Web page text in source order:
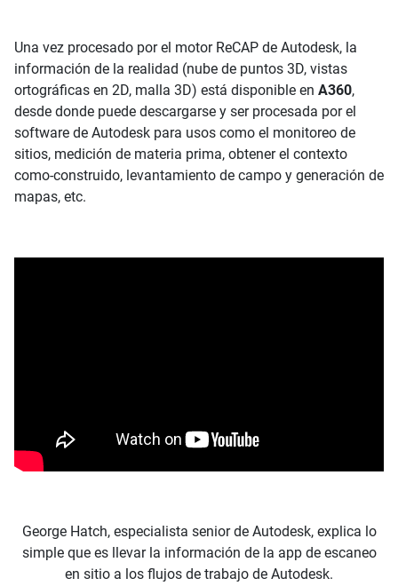
Una vez procesado por el motor ReCAP de Autodesk, la
información de la realidad (nube de puntos 3D, vistas
ortográficas en 2D, malla 3D) está disponible en A360,
desde donde puede descargarse y ser procesada por el
software de Autodesk para usos como el monitoreo de
sitios, medición de materia prima, obtener el contexto
como-construido, levantamiento de campo y generación de
mapas, etc.
George Hatch, especialista senior de Autodesk, explica lo
simple que es llevar la información de la app de escaneo
en sitio a los flujos de trabajo de Autodesk.